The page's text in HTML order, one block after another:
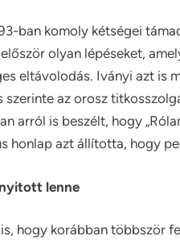
ban komoly kétségei
olyan lépéseket,
eltávolodás. Iványi azt is
szerinte az orosz
arról is beszélt, hogy
honlap azt állította, hogy
lenne
hogy korábban többször